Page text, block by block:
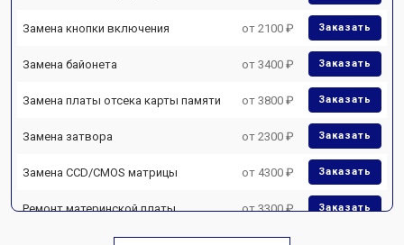
Замена кнопки включения от 2100 ₽ Заказать
Замена байонета от 3400 ₽ Заказать
Замена платы отсека карты памяти от 3800 ₽ Заказать
Замена затвора от 2300 ₽ Заказать
Замена CCD/CMOS матрицы от 4300 ₽ Заказать
Ремонт материнской платы от 3300 ₽ Заказать